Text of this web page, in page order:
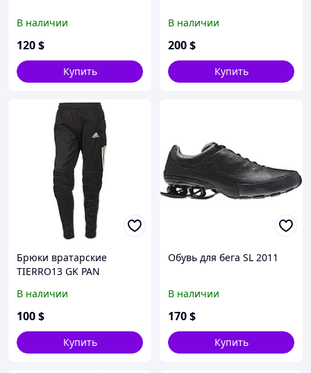
В наличии
120$
Купить
В наличии
200$
Купить
Брюки вратарские
TIERRO13 GK PAN
В наличии
100$
Купить
Обувь для бега SL 2011
В наличии
170$
Купить